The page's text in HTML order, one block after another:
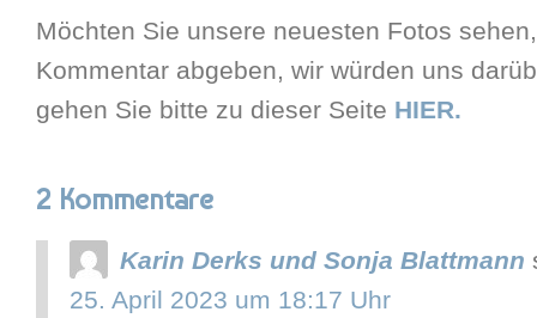
Möchten Sie unsere neuesten Fotos
Kommentar abgeben, wir würden uns
gehen Sie bitte zu dieser Seite HIER.
2 Kommentare
Karin Derks und Sonja Blattmann
25. April 2023 um 18:17 Uhr